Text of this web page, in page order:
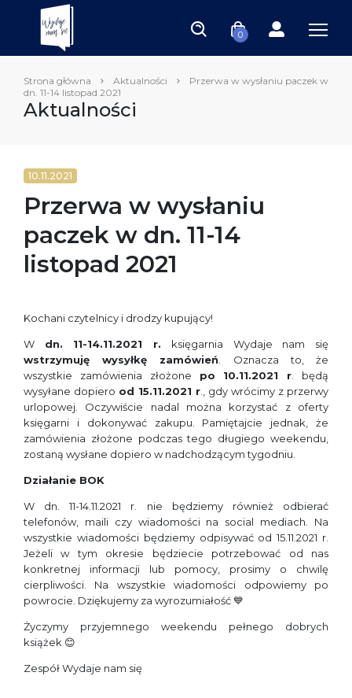
0
Strona główna Aktualności
Przerwa w wysłaniu paczek w
dn. 11-14 listopad 2021
Aktualności
10.11.2021
Przerwa w wysłaniu
paczek w dn. 11-14
listopad 2021
Kochani czytelnicy i drodzy kupujący!
W dn. 11-14.11.2021 r. księgarnia Wydaje nam się
wstrzymuję wysyłkę zamówień . Oznacza to, że
wszystkie zamówienia złożone po 10.11.2021 r . będą
wysyłane dopiero od 15.11.2021 r ., gdy wrócimy z przerwy
urlopowej. Oczywiście nadal można korzystać z oferty
księgarni i dokonywać zakupu. Pamiętajcie jednak, że
zamówienia złożone podczas tego długiego weekendu,
zostaną wysłane dopiero w nadchodzącym tygodniu.
Działanie BOK
W dn. 11-14.11.2021 r. nie będziemy również odbierać
telefonów, maili czy wiadomości na social mediach. Na
wszystkie wiadomości będziemy odpisywać od 15.11.2021 r.
Jeżeli w tym okresie będziecie potrzebować od nas
konkretnej informacji lub pomocy, prosimy o chwilę
cierpliwości. Na wszystkie wiadomości odpowiemy po
powrocie. Dziękujemy za wyrozumiałość 💙
Życzymy przyjemnego weekendu pełnego dobrych
książek 😊
Zespół Wydaje nam się